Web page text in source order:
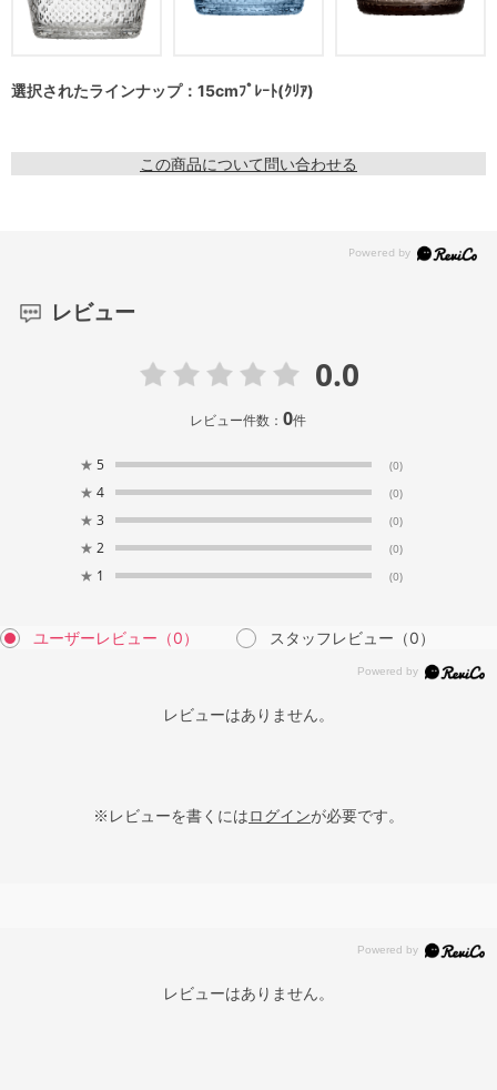
選択されたラインナップ：15cmﾌﾟﾚｰﾄ(ｸﾘｱ)
この商品について問い合わせる
レビュー
0.0
レビュー件数：0件
★ 5 (0)
★ 4 (0)
★ 3 (0)
★ 2 (0)
★ 1 (0)
ユーザーレビュー （0） スタッフレビュー （0）
レビューはありません。
※レビューを書くにはログインが必要です。
レビューはありません。